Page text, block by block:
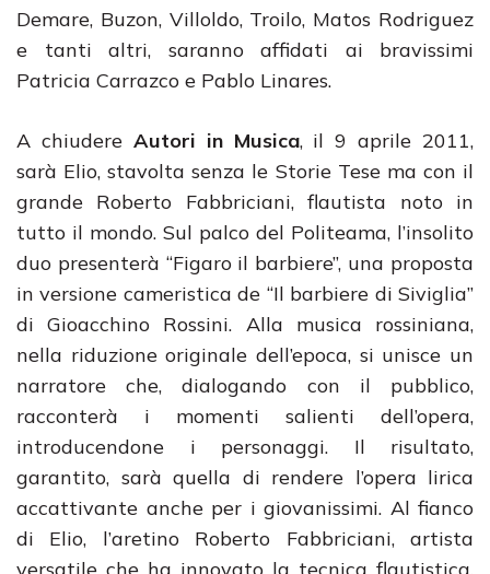
Demare, Buzon, Villoldo, Troilo, Matos Rodriguez
e tanti altri, saranno affidati ai bravissimi
Patricia Carrazco e Pablo Linares.
A chiudere Autori in Musica, il 9 aprile 2011,
sarà Elio, stavolta senza le Storie Tese ma con il
grande Roberto Fabbriciani, flautista noto in
tutto il mondo. Sul palco del Politeama, l’insolito
duo presenterà “Figaro il barbiere”, una proposta
in versione cameristica de “Il barbiere di Siviglia”
di Gioacchino Rossini. Alla musica rossiniana,
nella riduzione originale dell’epoca, si unisce un
narratore che, dialogando con il pubblico,
racconterà i momenti salienti dell’opera,
introducendone i personaggi. Il risultato,
garantito, sarà quella di rendere l’opera lirica
accattivante anche per i giovanissimi. Al fianco
di Elio, l’aretino Roberto Fabbriciani, artista